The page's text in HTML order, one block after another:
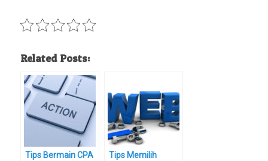
Related Posts:
Tips Bermain CPA
Tips Memilih